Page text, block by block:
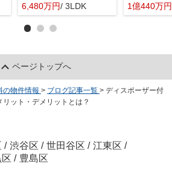
6,480万円/ 3LDK 1億440万円
ページトップへ
の物件情報 > ブログ記事一覧 > ディスポーザー付
ット・デメリットとは？
/ 渋谷区 / 世田谷区 / 江東区 /
区 / 豊島区